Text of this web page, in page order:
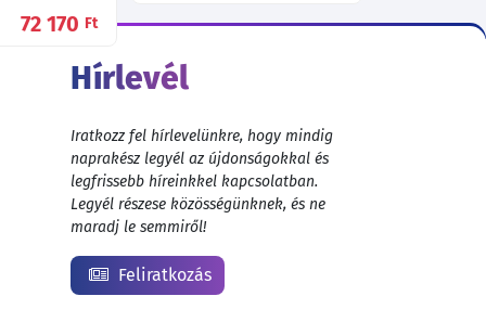
72 170 Ft
Hírlevél
Iratkozz fel hírlevelünkre, hogy mindig
naprakész legyél az újdonságokkal és
legfrissebb híreinkkel kapcsolatban.
Legyél részese közösségünknek, és ne
maradj le semmiről!
Feliratkozás